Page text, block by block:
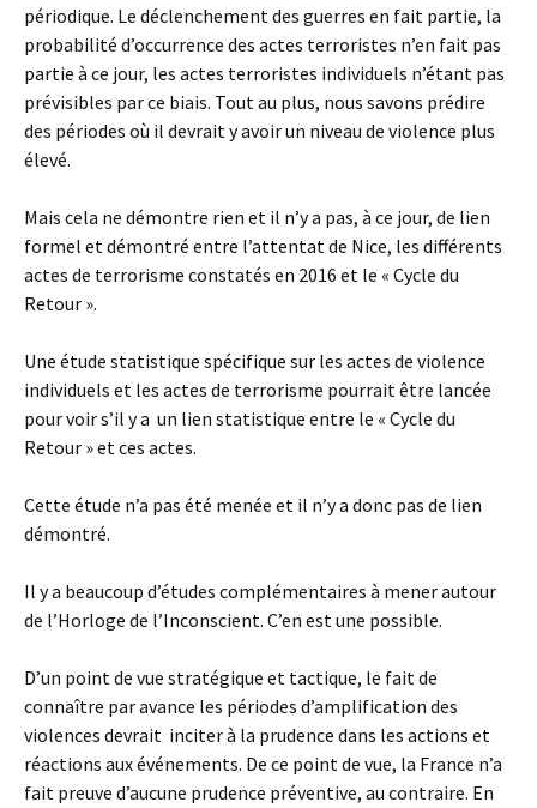
périodique. Le déclenchement des guerres en fait partie, la
probabilité d’occurrence des actes terroristes n’en fait pas
partie à ce jour, les actes terroristes individuels n’étant pas
prévisibles par ce biais. Tout au plus, nous savons prédire
des périodes où il devrait y avoir un niveau de violence plus
élevé.
Mais cela ne démontre rien et il n’y a pas, à ce jour, de lien
formel et démontré entre l’attentat de Nice, les différents
actes de terrorisme constatés en 2016 et le « Cycle du
Retour ».
Une étude statistique spécifique sur les actes de violence
individuels et les actes de terrorisme pourrait être lancée
pour voir s’il y a un lien statistique entre le « Cycle du
Retour » et ces actes.
Cette étude n’a pas été menée et il n’y a donc pas de lien
démontré.
Il y a beaucoup d’études complémentaires à mener autour
de l’Horloge de l’Inconscient. C’en est une possible.
D’un point de vue stratégique et tactique, le fait de
connaître par avance les périodes d’amplification des
violences devrait inciter à la prudence dans les actions et
réactions aux événements. De ce point de vue, la France n’a
fait preuve d’aucune prudence préventive, au contraire. En